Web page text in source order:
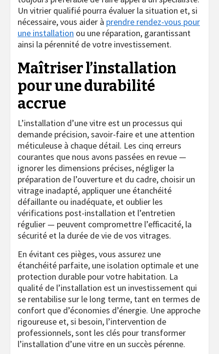
Un vitrier qualifié pourra évaluer la situation et, si
nécessaire, vous aider à prendre rendez-vous pour
une installation ou une réparation, garantissant
ainsi la pérennité de votre investissement.
Maîtriser l’installation
pour une durabilité
accrue
L’installation d’une vitre est un processus qui
demande précision, savoir-faire et une attention
méticuleuse à chaque détail. Les cinq erreurs
courantes que nous avons passées en revue —
ignorer les dimensions précises, négliger la
préparation de l’ouverture et du cadre, choisir un
vitrage inadapté, appliquer une étanchéité
défaillante ou inadéquate, et oublier les
vérifications post-installation et l’entretien
régulier — peuvent compromettre l’efficacité, la
sécurité et la durée de vie de vos vitrages.
En évitant ces pièges, vous assurez une
étanchéité parfaite, une isolation optimale et une
protection durable pour votre habitation. La
qualité de l’installation est un investissement qui
se rentabilise sur le long terme, tant en termes de
confort que d’économies d’énergie. Une approche
rigoureuse et, si besoin, l’intervention de
professionnels, sont les clés pour transformer
l’installation d’une vitre en un succès pérenne.